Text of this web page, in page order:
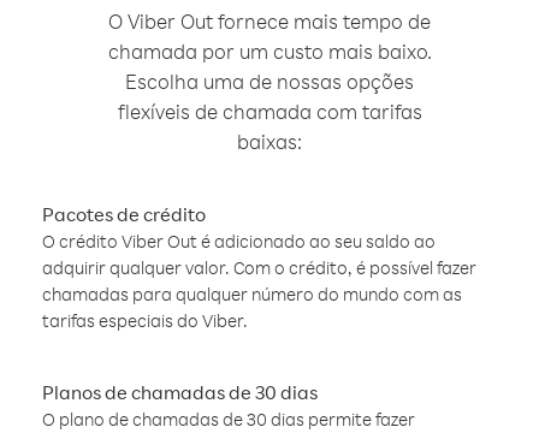
O Viber Out fornece mais tempo de
chamada por um custo mais baixo.
Escolha uma de nossas opções
flexíveis de chamada com tarifas
baixas:
Pacotes de crédito
O crédito Viber Out é adicionado ao seu saldo ao
adquirir qualquer valor. Com o crédito, é possível fazer
chamadas para qualquer número do mundo com as
tarifas especiais do Viber.
Planos de chamadas de 30 dias
O plano de chamadas de 30 dias permite fazer